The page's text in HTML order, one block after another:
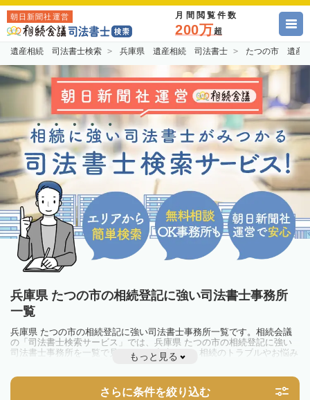
朝日新聞社運営 月間閲覧件数
200万超
遺産相続 司法書士検索 兵庫県 遺産相続 司法書士 たつの市 遺産
兵庫県 たつの市の相続登記に強い司法書士事務所
一覧
兵庫県 たつの市の相続登記に強い司法書士事務所一覧です。相続会議
の「司法書士検索サービス」では、兵庫県 たつの市の相続登記に強い
司法書士事務所を一覧で見ることが出来ます。相続のトラブルやお悩み
を抱えている方は一度近隣の司法書士に相談してみましょう。
不動産を相続した場合、相続を知った日から3年以内に登記しないと、
10万円以下の過料が科せられるため、速やかな手続きが必要です。義務
もっと見る
さらに条件を絞り込む